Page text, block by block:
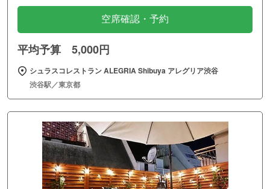
空席確認・予約
平均予算 5,000円
シュラスコレストラン ALEGRIA Shibuya アレグリア渋谷
渋谷駅／東京都